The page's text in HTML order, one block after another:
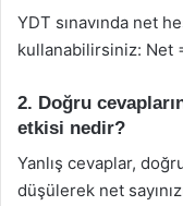
YDT sınavında net
kullanabilirsiniz: Net =
2. Doğru
etkisi nedir?
Yanlış cevaplar,
düşülerek net